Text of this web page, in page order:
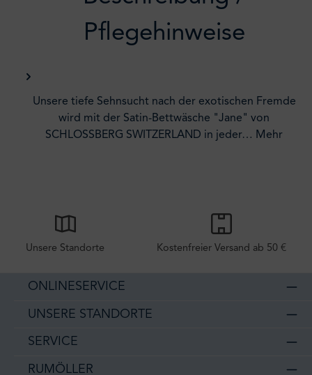
Pflegehinweise
Unsere tiefe Sehnsucht nach der exotischen Fremde
wird mit der Satin-Bettwäsche "Jane" von
SCHLOSSBERG SWITZERLAND in jeder… Mehr
Unsere Standorte Kostenfreier Versand ab 50 €
ONLINESERVICE
UNSERE STANDORTE
SERVICE
RUMÖLLER